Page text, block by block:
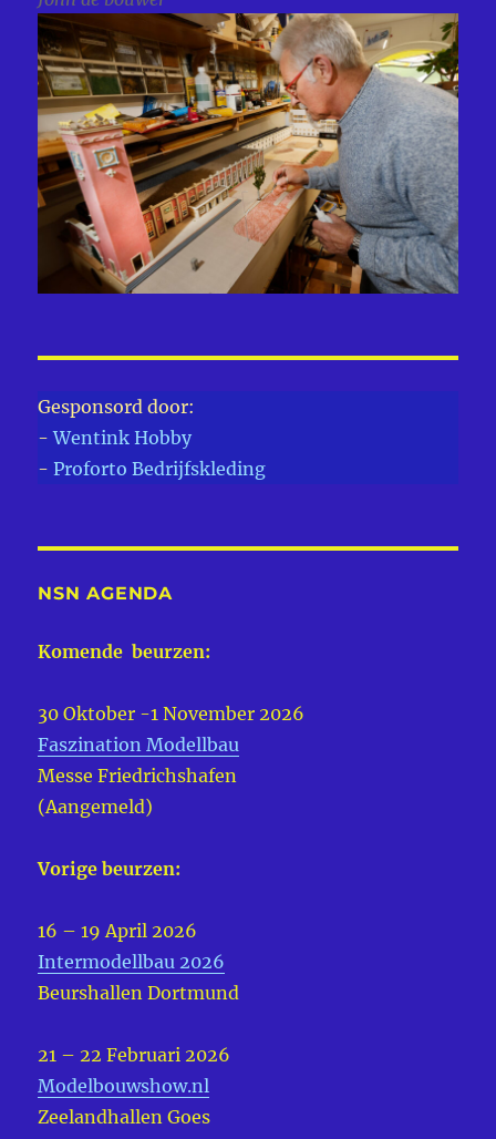
Gesponsord door:
-Wentink Hobby
-Proforto Bedrijfskleding
NSN AGENDA
Komende beurzen:
30 Oktober -1 November 2026
Faszination Modellbau
Messe Friedrichshafen
(Aangemeld)
Vorige beurzen:
16 – 19 April 2026
Intermodellbau 2026
Beurshallen Dortmund
21 – 22 Februari 2026
Modelbouwshow.nl
Zeelandhallen Goes